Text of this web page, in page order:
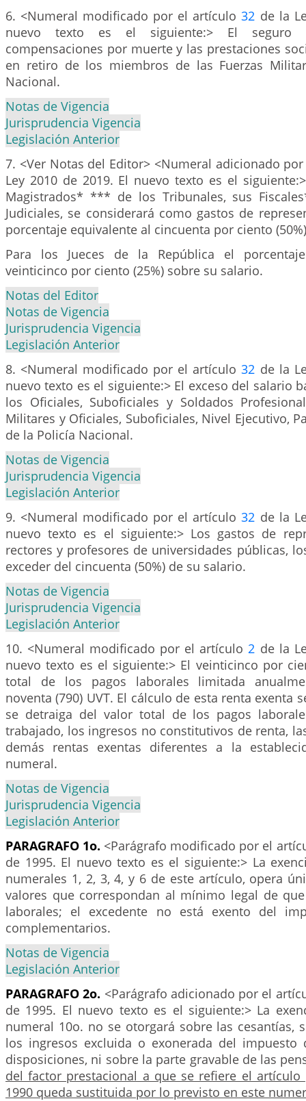
6. <Numeral modificado por el artículo32 de la
nuevo texto es el siguiente:> El seguro
compensaciones por muerte y las prestaciones
en retiro de los miembros de las Fuerzas
Nacional.
Notas de Vigencia
Jurisprudencia Vigencia
Legislación Anterior
7. <Ver Notas del Editor> <Numeral adicionado
Ley 2010 de 2019. El nuevo texto es el
Magistrados* *** de los Tribunales, sus
Judiciales, se considerará como gastos de
porcentaje equivalente al cincuenta por ciento
Para los Jueces de la República el
veinticinco por ciento (25%) sobre su salario.
Notas del Editor
Notas de Vigencia
Jurisprudencia Vigencia
Legislación Anterior
8. <Numeral modificado por el artículo32 de la
nuevo texto es el siguiente:> El exceso del salario
los Oficiales, Suboficiales y Soldados
Militares y Oficiales, Suboficiales, Nivel Ejecutivo,
de la Policía Nacional.
Notas de Vigencia
Jurisprudencia Vigencia
Legislación Anterior
9. <Numeral modificado por el artículo32 de la
nuevo texto es el siguiente:> Los gastos de
rectores y profesores de universidades públicas,
exceder del cincuenta (50%) de su salario.
Notas de Vigencia
Jurisprudencia Vigencia
Legislación Anterior
10. <Numeral modificado por el artículo2 de la
nuevo texto es el siguiente:> El veinticinco por
total de los pagos laborales limitada
noventa (790) UVT. El cálculo de esta renta exenta
se detraiga del valor total de los pagos
trabajado, los ingresos no constitutivos de renta,
demás rentas exentas diferentes a la
numeral.
Notas de Vigencia
Jurisprudencia Vigencia
Legislación Anterior
PARAGRAFO 1o. <Parágrafo modificado por el
de 1995. El nuevo texto es el siguiente:> La
numerales 1, 2, 3, 4, y 6 de este artículo, opera
valores que correspondan al mínimo legal de
laborales; el excedente no está exento del
complementarios.
Notas de Vigencia
Legislación Anterior
PARAGRAFO 2o. <Parágrafo adicionado por el
de 1995. El nuevo texto es el siguiente:> La
numeral 10o. no se otorgará sobre las cesantías,
los ingresos excluida o exonerada del
disposiciones, ni sobre la parte gravable de las
del factor prestacional a que se refiere el artículo
1990 queda sustituida por lo previsto en este